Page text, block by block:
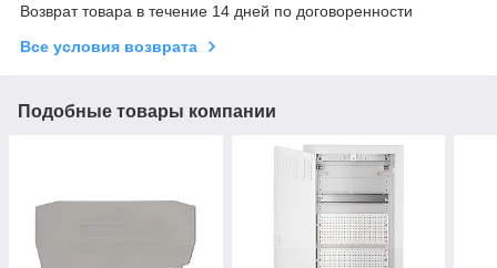
Возврат товара в течение 14 дней по договоренности
Все условия возврата
Подобные товары компании